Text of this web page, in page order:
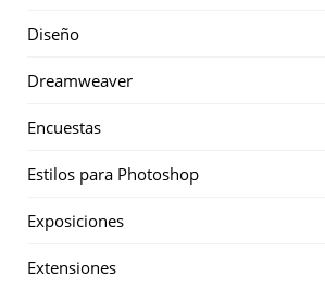
Diseño
Dreamweaver
Encuestas
Estilos para Photoshop
Exposiciones
Extensiones